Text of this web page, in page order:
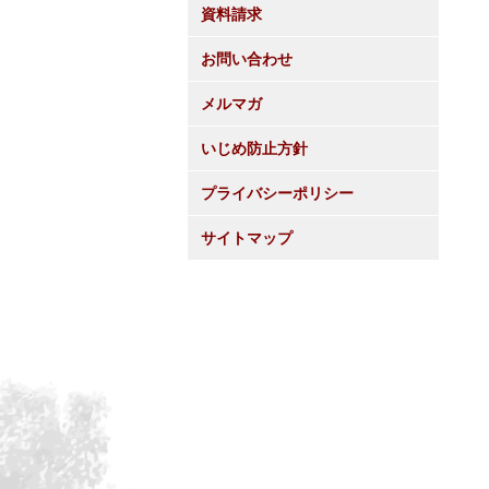
資料請求
お問い合わせ
メルマガ
いじめ防止方針
プライバシーポリシー
サイトマップ